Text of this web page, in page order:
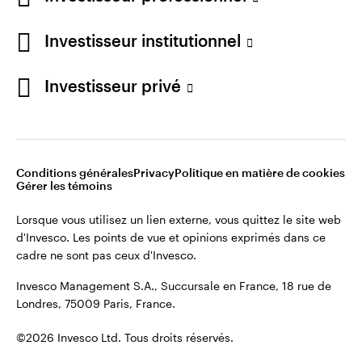
Investisseur institutionnel
Investisseur privé
Conditions généralesPrivacyPolitique en matière de cookies
Gérer les témoins
Lorsque vous utilisez un lien externe, vous quittez le site web
d'Invesco. Les points de vue et opinions exprimés dans ce
cadre ne sont pas ceux d'Invesco.
Invesco Management S.A., Succursale en France, 18 rue de
Londres, 75009 Paris, France.
©2026 Invesco Ltd. Tous droits réservés.